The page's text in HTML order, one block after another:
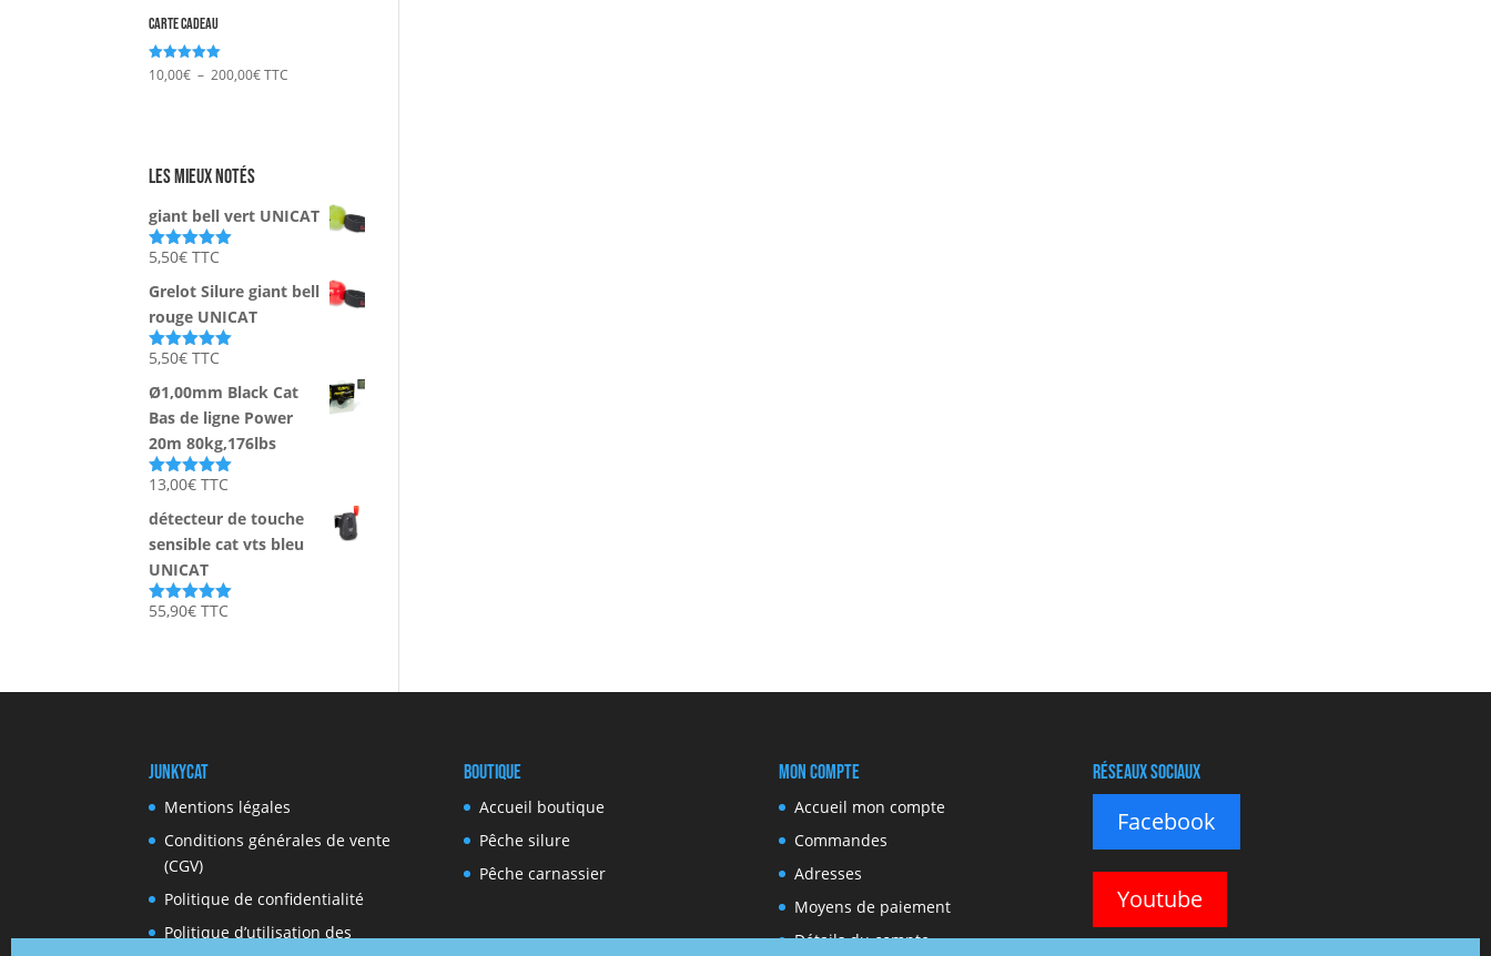
Carte Cadeau
Note
5.00
10,00€ – 200,00€Plage
TTC
Les mieux notés
giant bell vert UNICAT
Note5.00
5,50€ TTC
Grelot Silure giant bell
rouge UNICAT
Note5.00
5,50€ TTC
Ø1,00mm Black Cat
Bas de ligne Power
20m 80kg,176lbs
Note5.00
13,00€ TTC
détecteur de touche
sensible cat vts bleu
UNICAT
Note5.00
55,90€ TTC
JunkyCat
Mentions légales
Conditions générales de vente
(CGV)
Politique de confidentialité
Politique d’utilisation des
Boutique
Accueil boutique
Pêche silure
Pêche carnassier
Mon compte
Accueil mon compte
Commandes
Adresses
Moyens de paiement
Détails du compte
Réseaux sociaux
Facebook
Youtube